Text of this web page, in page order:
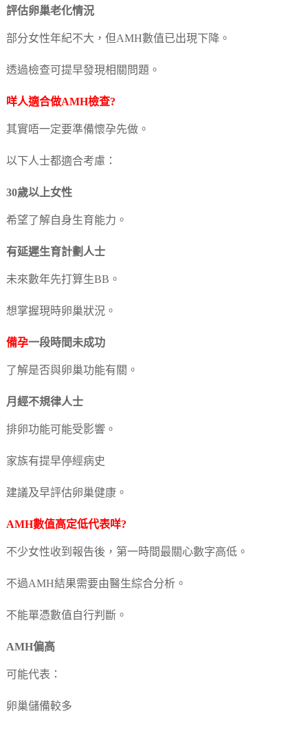
評估卵巢老化情況
部分女性年紀不大，但AMH數值已出現下降。
透過檢查可提早發現相關問題。
咩人適合做AMH檢查?
其實唔一定要準備懷孕先做。
以下人士都適合考慮：
30歲以上女性
希望了解自身生育能力。
有延遲生育計劃人士
未來數年先打算生BB。
想掌握現時卵巢狀況。
備孕一段時間未成功
了解是否與卵巢功能有關。
月經不規律人士
排卵功能可能受影響。
家族有提早停經病史
建議及早評估卵巢健康。
AMH數值高定低代表咩?
不少女性收到報告後，第一時間最關心數字高低。
不過AMH結果需要由醫生綜合分析。
不能單憑數值自行判斷。
AMH偏高
可能代表：
卵巢儲備較多